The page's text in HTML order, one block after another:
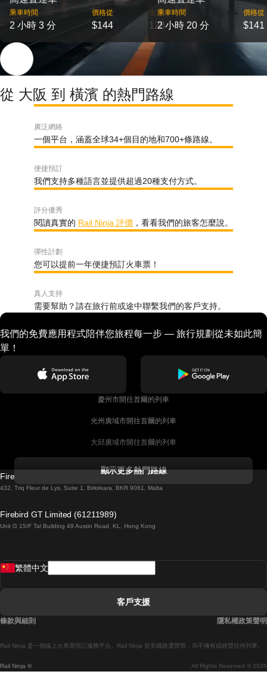
乘車時間
2 小時 3 分
價格從
$144
出發
128
乘車時間
2 小時 20 分
價格從
$141
從 大阪 到 橫濱 的熱門路線
廣泛網絡
一個平台，涵蓋全球34+個目的地和700+條路線。
便捷預訂
我們支持多種語言並提供超過20種支付方式。
評分優秀
閱讀真實的 Rail Ninja 評價 ，看看我們的旅客怎麼說。
彈性計劃
您可以提前一年便捷預訂火車票！
真人支持
需要幫助？請在旅行前或途中聯繫我們的客戶支持。
我們的免費應用程式陪伴您旅程每一步 — 旅行規劃從未如此簡
單！
慶州市開往首爾的列車
光州廣域市開往首爾的列車
大邱廣域市開往首爾的列車
都柏林開往戈尔韦的列車
羅馬開往拿坡里的列車
顯示更多熱門路線
Firebird GT Limited (OC 1451)
432, Triq Fleur de Lys, Suite 1, Birkirkara, BKR 9061, Malta
Firebird GT Limited (61211989)
Unit G 15/F Tal Building 49 Austin Road, KL, Hong Kong
Rail Ninja ® All Rights Reserved © 2026
Rail Ninja 是一個線上火車票預訂服務平台。Rail Ninja 並非鐵路運營商，亦不擁有或經營任何列車。
繁體中文
客戶支援
條款與細則 隱私權政策聲明